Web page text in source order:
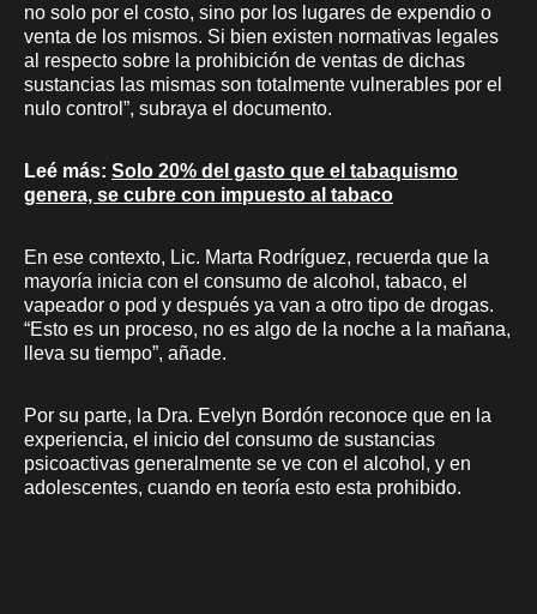
no solo por el costo, sino por los lugares de expendio o
venta de los mismos. Si bien existen normativas legales
al respecto sobre la prohibición de ventas de dichas
sustancias las mismas son totalmente vulnerables por el
nulo control”, subraya el documento.
Leé más: Solo 20% del gasto que el tabaquismo
genera, se cubre con impuesto al tabaco
En ese contexto, Lic. Marta Rodríguez, recuerda que la
mayoría inicia con el consumo de alcohol, tabaco, el
vapeador o pod y después ya van a otro tipo de drogas.
“Esto es un proceso, no es algo de la noche a la mañana,
lleva su tiempo”, añade.
Por su parte, la Dra. Evelyn Bordón reconoce que en la
experiencia, el inicio del consumo de sustancias
psicoactivas generalmente se ve con el alcohol, y en
adolescentes, cuando en teoría esto esta prohibido.